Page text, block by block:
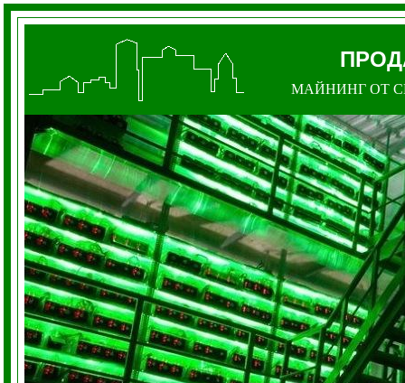
МАЙНИНГ ОТ